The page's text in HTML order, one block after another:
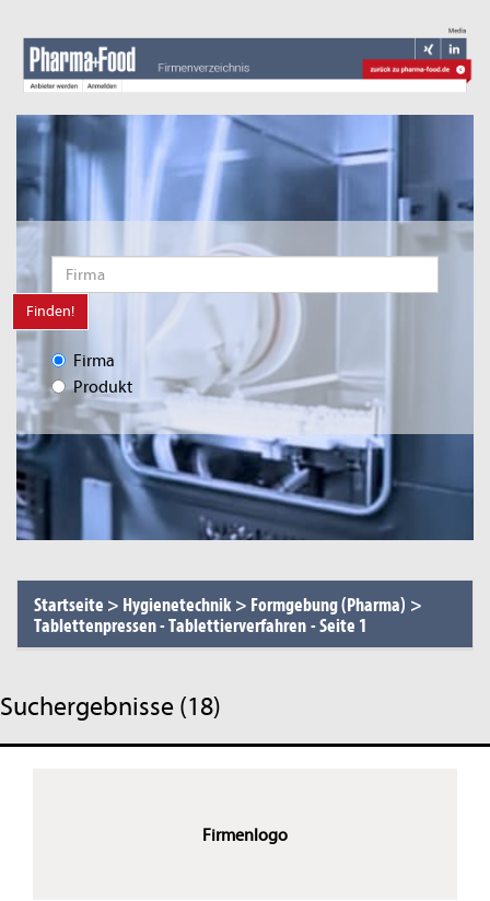
Finden!
Firma
Produkt
Startseite > Hygienetechnik > Formgebung (Pharma) >
Tablettenpressen - Tablettierverfahren-Seite 1
Suchergebnisse (18)
Firmenlogo